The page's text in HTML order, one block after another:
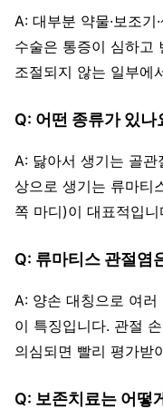
A: 대부분 약물·보조
수술은 통증이 심하고
조절되지 않는 일부에
Q: 어떤 종류가 있나
A: 닳아서 생기는 골
상으로 생기는 류마티
쪽 마디)이 대표적입
Q: 류마티스 관절염
A: 양손 대칭으로 여
이 특징입니다. 관절
의심되면 빨리 평가받
Q: 보존치료는 어떻